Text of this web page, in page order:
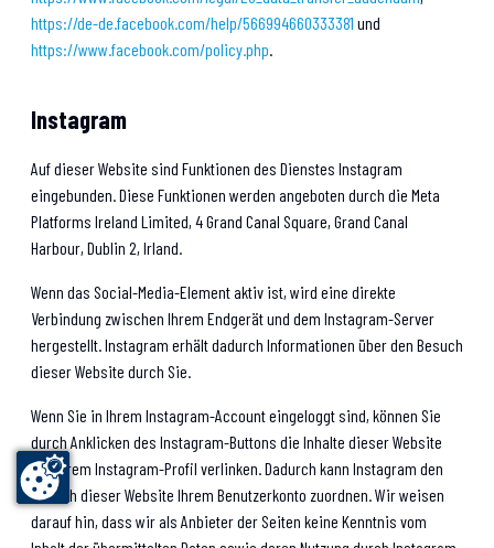
https://de-de.facebook.com/help/566994660333381 und
https://www.facebook.com/policy.php.
Instagram
Auf dieser Website sind Funktionen des Dienstes Instagram
eingebunden. Diese Funktionen werden angeboten durch die Meta
Platforms Ireland Limited, 4 Grand Canal Square, Grand Canal
Harbour, Dublin 2, Irland.
Wenn das Social-Media-Element aktiv ist, wird eine direkte
Verbindung zwischen Ihrem Endgerät und dem Instagram-Server
hergestellt. Instagram erhält dadurch Informationen über den Besuch
dieser Website durch Sie.
Wenn Sie in Ihrem Instagram-Account eingeloggt sind, können Sie
durch Anklicken des Instagram-Buttons die Inhalte dieser Website
mit Ihrem Instagram-Profil verlinken. Dadurch kann Instagram den
Besuch dieser Website Ihrem Benutzerkonto zuordnen. Wir weisen
darauf hin, dass wir als Anbieter der Seiten keine Kenntnis vom